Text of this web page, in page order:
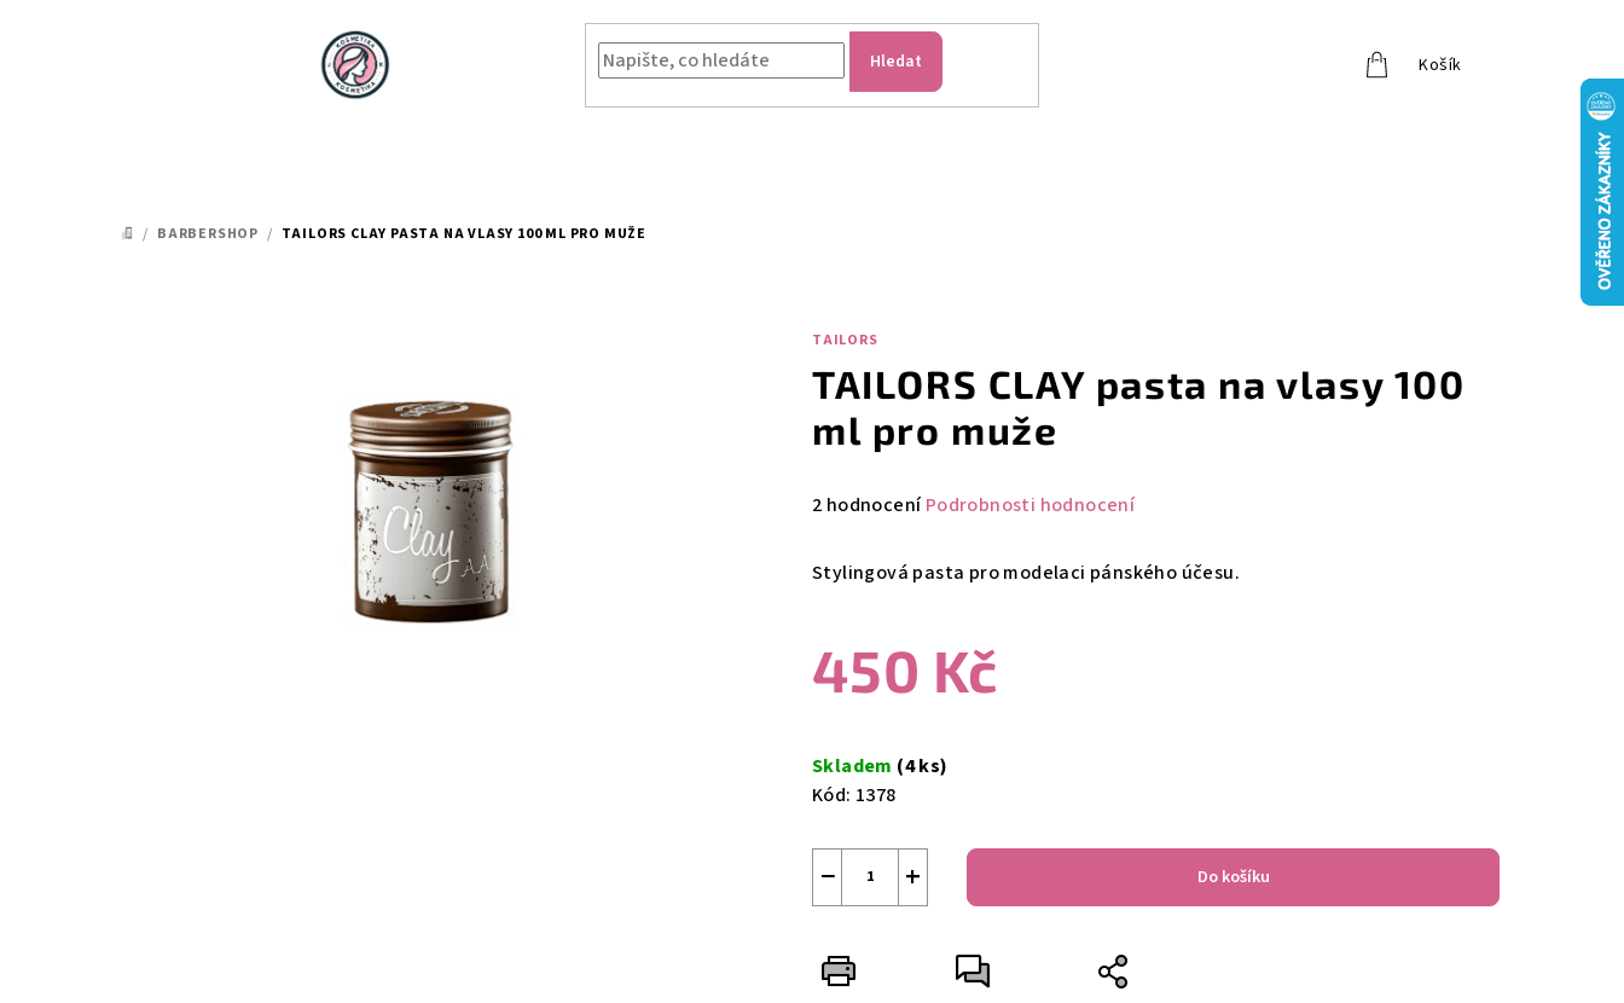
Hledat Košík
DOMŮ
/ BARBERSHOP / TAILORS CLAY PASTA NA VLASY 100 ML PRO MUŽE
TAILORS
TAILORS CLAY pasta na vlasy 100
ml pro muže
Průměrné
produktu
5
2 hodnocení Podrobnosti hodnocení
Stylingová pasta pro modelaci pánského účesu.
450 Kč
cena:
Skladem (4 ks)
Kód: 1378
+
− Do košíku